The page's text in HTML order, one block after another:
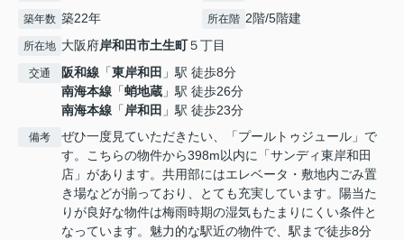
築年数 築22年 所在階 2階/5階建
所在地 大阪府岸和田市土生町５丁目
交通 阪和線 「東岸和田 」駅 徒歩8分
南海本線 「蛸地蔵 」駅 徒歩26分
南海本線 「岸和田 」駅 徒歩23分
備考
ぜひ一度見ていただきたい、「プールトゥジュール」で
す。こちらの物件から398m以内に「サンディ東岸和田
店」があります。共用部にはエレベータ・敷地内ごみ置
き場などが揃っており、とても充実しています。陽当た
りが良好な物件は梅雨時期の湿気もたまりにくい条件と
なっています。魅力的な駅近の物件で、駅まで徒歩8分